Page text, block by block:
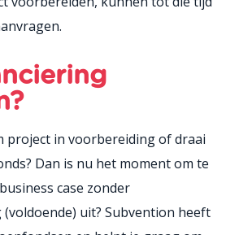
.
project in voorbereiding of draai
Dan is nu het moment om te
case zonder
uit? Subvention heeft